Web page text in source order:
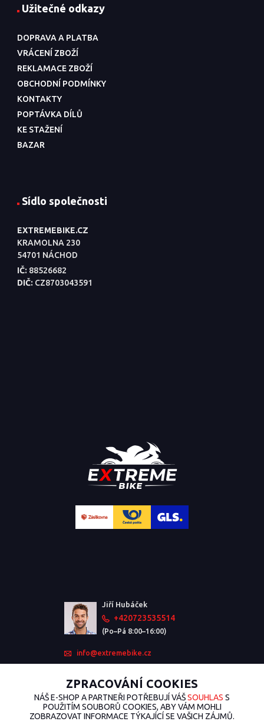
Užitečné odkazy
DOPRAVA A PLATBA
VRÁCENÍ ZBOŽÍ
REKLAMACE ZBOŽÍ
OBCHODNÍ PODMÍNKY
KONTAKTY
POPTÁVKA DÍLŮ
KE STAŽENÍ
BAZAR
Sídlo společnosti
EXTREMEBIKE.CZ
KRAMOLNA 230
54701 NÁCHOD
IČ: 88526682
DIČ: CZ8703043591
Jiří Hubáček
+420723535514
(Po–Pá 8:00–16:00)
info@extremebike.cz
ZPRACOVÁNÍ COOKIES
NÁŠ E-SHOP A PARTNEŘI POTŘEBUJÍ VÁŠSOUHLAS S
POUŽITÍM SOUBORŮ COOKIES, ABY VÁM MOHLI
ZOBRAZOVAT INFORMACE TÝKAJÍCÍ SE VAŠICH ZÁJMŮ.